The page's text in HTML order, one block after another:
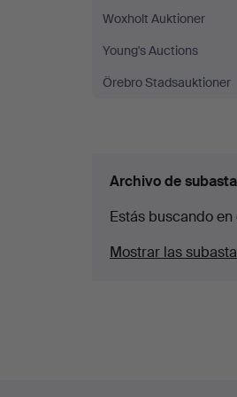
Woxholt Auktioner
Young's Auctions
Örebro Stadsauktioner
Archivo de
Estás buscando
Mostrar las